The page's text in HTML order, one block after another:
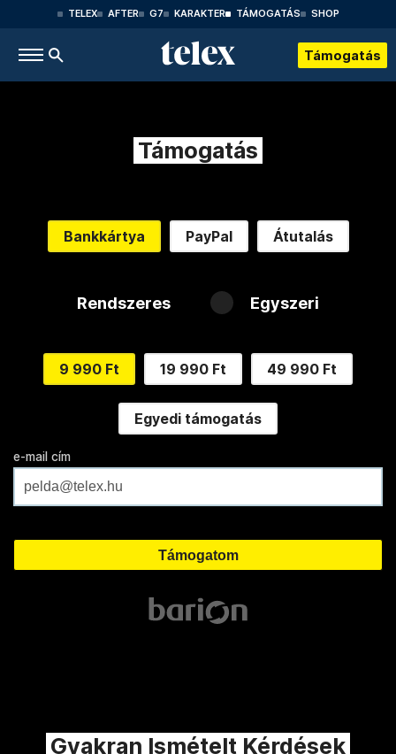
TELEX AFTER G7 KARAKTER TÁMOGATÁS SHOP
Támogatás
Támogatás
Bankkártya PayPal Átutalás
Rendszeres Egyszeri
9 990 Ft 19 990 Ft 49 990 Ft
Egyedi támogatás
e-mail cím
Gyakran Ismételt Kérdések